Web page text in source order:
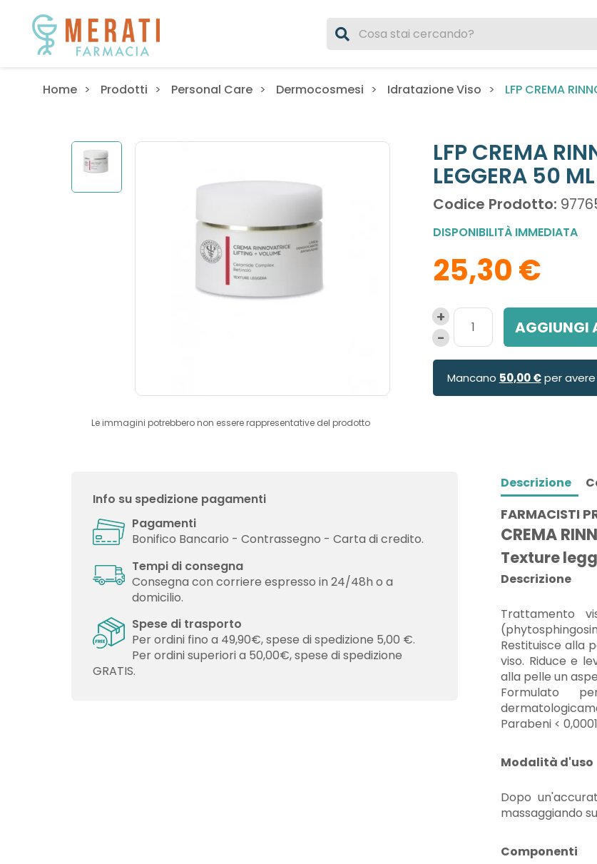
Home Prodotti Personal Care Dermocosmesi Idratazione Viso LFP CREMA
Le immagini potrebbero non essere rappresentative del prodotto
LFP CREMA
LEGGERA 50 ML
Codice Prodotto:
DISPONIBILITÀ IMMEDIATA
25,30 €
AGGIUNGI
Mancano 50,00 €per avere
Descrizione
FARMACISTI
CREMA
Texture
Descrizione
Trattamento
Restituisce alla
viso. Riduce e
alla pelle un
Formulato
Parabeni <
Modalità d'uso
Dopo
massaggiando
Componenti
Info su spedizione pagamenti
Pagamenti
Bonifico Bancario - Contrassegno - Carta di credito.
Tempi di consegna
Consegna con corriere espresso in 24/48h o a
domicilio.
Spese di trasporto
Per ordini fino a 49,90€, spese di spedizione 5,00 €.
Per ordini superiori a 50,00€, spese di spedizione
GRATIS.